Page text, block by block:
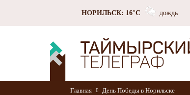
НОРИЛЬСК: 16°C дождь
Главная День Победы в Норильске